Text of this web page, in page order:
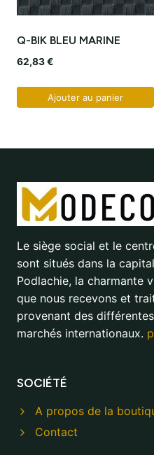
Q-BIK BLEU MARINE
62,83€
Ajouter au panier
Le siège social et le
sont situés dans la
Podlachie, la charmante
que nous recevons et
provenant des
marchés internationaux.
SOCIÉTÉ
A propos de la
Contact